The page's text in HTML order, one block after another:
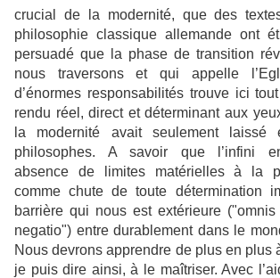
crucial de la modernité, que des
philosophie classique allemande ont
persuadé que la phase de transition
nous traversons et qui appelle
d’énormes responsabilités trouve ici
rendu réel, direct et déterminant aux
la modernité avait seulement laissé
philosophes. A savoir que l’infini
absence de limites matérielles à la
comme chute de toute détermination
barrière qui nous est extérieure
negatio") entre durablement dans le
Nous devrons apprendre de plus en plus
je puis dire ainsi, à le maîtriser. Avec